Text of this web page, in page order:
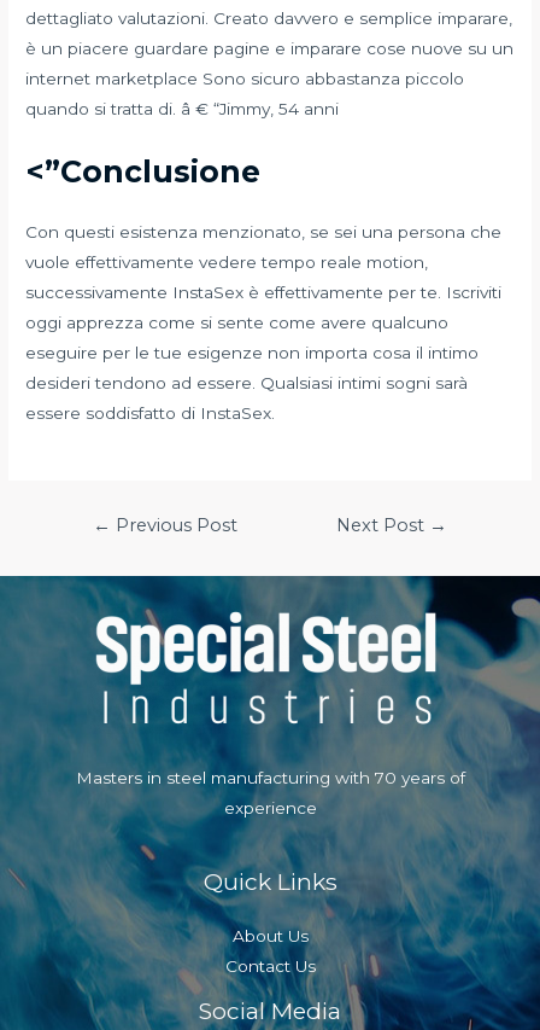
dettagliato valutazioni. Creato davvero e semplice imparare,
è un piacere guardare pagine e imparare cose nuove su un
internet marketplace Sono sicuro abbastanza piccolo
quando si tratta di. â € “Jimmy, 54 anni
<”Conclusione
Con questi esistenza menzionato, se sei una persona che
vuole effettivamente vedere tempo reale motion,
successivamente InstaSex è effettivamente per te. Iscriviti
oggi apprezza come si sente come avere qualcuno
eseguire per le tue esigenze non importa cosa il intimo
desideri tendono ad essere. Qualsiasi intimi sogni sarà
essere soddisfatto di InstaSex.
← Previous Post Next Post →
Masters in steel manufacturing with 70 years of
experience
Quick Links
About Us
Contact Us
Social Media